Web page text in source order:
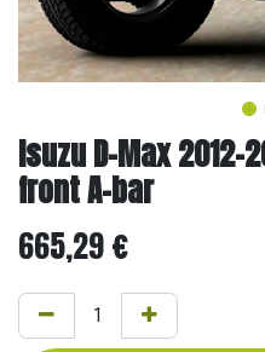
Isuzu D-Max 2012-
front A-bar
665,29€